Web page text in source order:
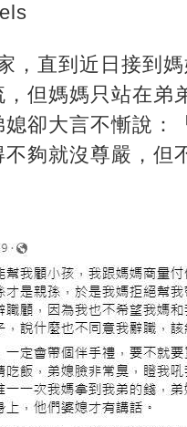
，直到近日接到
但媽媽只站在弟
卻大言不慚說：
夠就沒尊嚴，但